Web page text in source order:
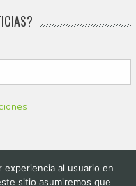
experiencia al usuario en
sitio asumiremos que